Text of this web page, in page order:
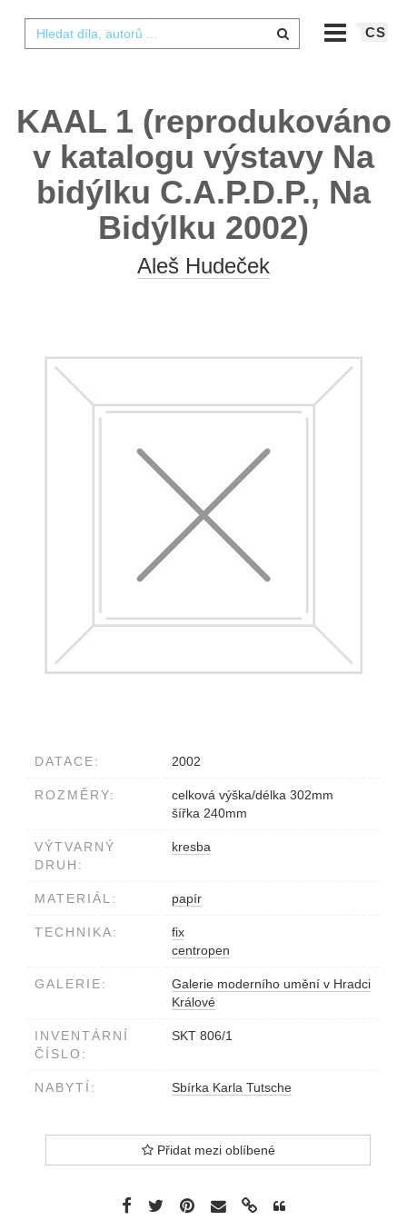
CS
KAAL 1 (reprodukováno
v katalogu výstavy Na
bidýlku C.A.P.D.P., Na
Bidýlku 2002)
Aleš Hudeček
DATACE: 2002
ROZMĚRY:
celková výška/délka 302mm
šířka 240mm
VÝTVARNÝ
DRUH:
kresba
MATERIÁL: papír
TECHNIKA:
fix
centropen
GALERIE:
Galerie moderního umění v Hradci
Králové
INVENTÁRNÍ
ČÍSLO:
SKT 806/1
NABYTÍ: Sbírka Karla Tutsche
Přidat mezi oblíbené